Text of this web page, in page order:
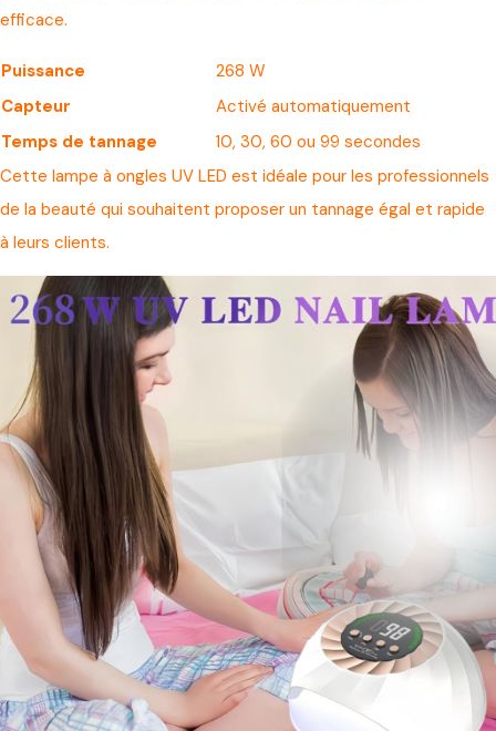
efficace.
Puissance
268 W
Capteur
Activé automatiquement
Temps de tannage
10, 30, 60 ou 99 secondes
Cette lampe à ongles UV LED est idéale pour les professionnels
de la beauté qui souhaitent proposer un tannage égal et rapide
à leurs clients.